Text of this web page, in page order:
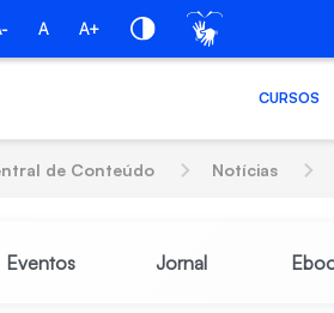
A A+
CURSOS
de Conteúdo Notícias
Eventos Jornal